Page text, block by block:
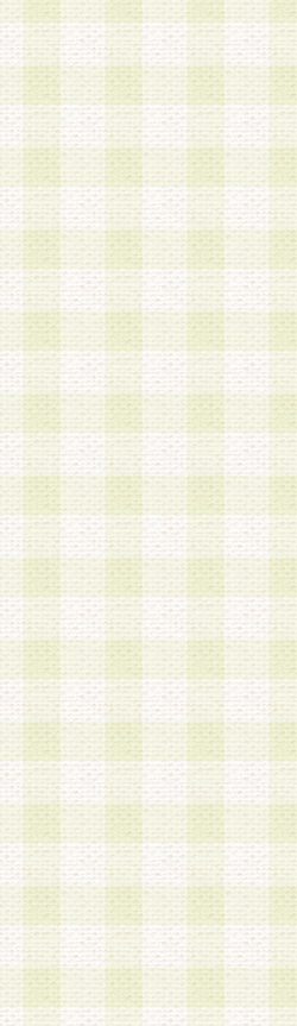
a.既に登録されている
録する場合
b.本サービスと同様の
業に従事していると思
場合
c.その他当社が不適切
2.当社は、会員登録希
した 場合、会員登録希
による承認後の場合で
の抹消を、当社が適切
とができるものとしま
3.会員登録希望者が18
人 である場合は、親権
録を行うものとします
者については、登録時
権者による承認手続き
第3条 会員の登録方法
1.会員登録手続きは、
る登録は一切認められ
2.会員登録希望者は、
画 面」において、当社
を行うものとします。
会員として本サービス
を付与します。
3.会員は、会員登録の
いかなる虚偽の申告を
4.会員は、複数のログ
いものとします。
第4条 ログインIDおよ